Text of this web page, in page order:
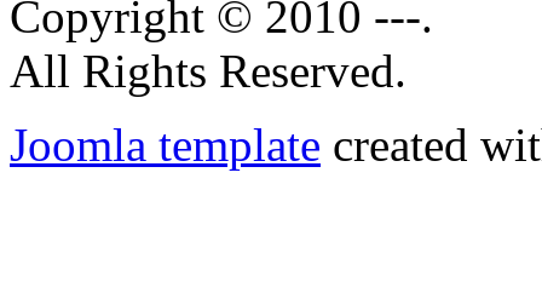
Copyright © 2010 ---.
All Rights Reserved.
Joomla template created